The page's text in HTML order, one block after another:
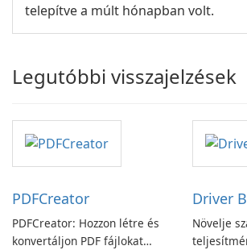
telepítve a múlt hónapban volt.
Legutóbbi visszajelzések
PDFCreator
PDFCreator: Hozzon létre és
konvertáljon PDF fájlokat
Driver
Növelje